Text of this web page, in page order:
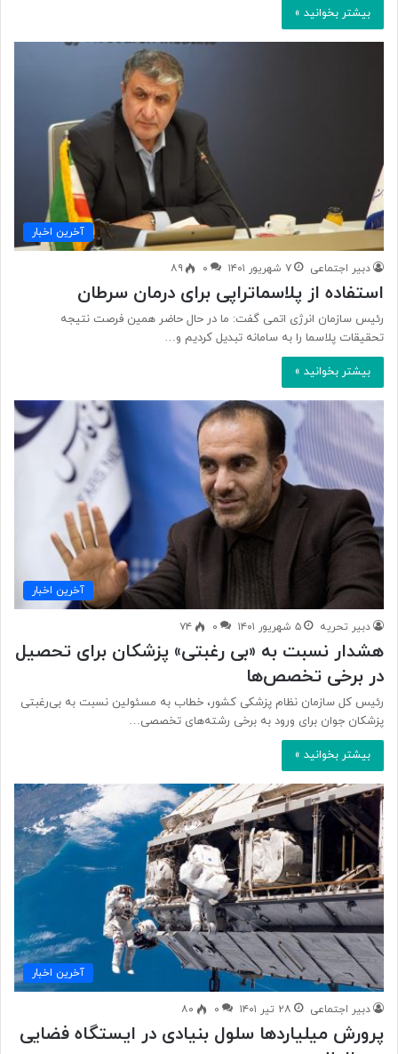
بیشتر بخوانید »
آخرین اخبار
دبیر اجتماعی ۷ شهریور ۱۴۰۱ ۰ ۸۹
استفاده از پلاسماتراپی برای درمان سرطان
رئیس سازمان انرژی اتمی گفت: ما در حال حاضر همین فرصت نتیجه
تحقیقات پلاسما را به سامانه تبدیل کردیم و…
بیشتر بخوانید »
آخرین اخبار
دبیر تحریه ۵ شهریور ۱۴۰۱ ۰ ۷۴
هشدار نسبت به «بی رغبتی» پزشکان برای تحصیل
در برخی تخصص‌ها
رئیس کل سازمان نظام پزشکی کشور، خطاب به مسئولین نسبت به بی‌رغبتی
پزشکان جوان برای ورود به برخی رشته‌های تخصصی…
بیشتر بخوانید »
آخرین اخبار
دبیر اجتماعی ۲۸ تیر ۱۴۰۱ ۰ ۸۰
پرورش میلیاردها سلول بنیادی در ایستگاه فضایی